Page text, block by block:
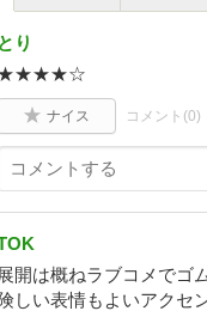
とり
ナイス コメント(0)
展開は概ねラブコメでゴ
しい表情もよいアクセ